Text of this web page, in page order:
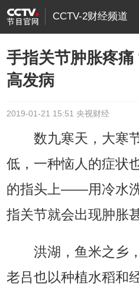
CCTV-2财经频道
手指关节肿胀疼
高发病
2019-01-21 15:51 央视财经
数九寒天，大寒
低，一种恼人的症状
的指头上——用冷水
指关节就会出现肿胀
洪湖，鱼米之乡
老吕也以种植水稻和